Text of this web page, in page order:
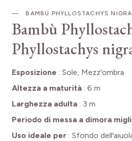
BAMBÙ PHYLLOSTACHYS NIGRA
Bambù
Phyllostachys
Esposizione : Sole, Mezz'ombra
Altezza a maturità : 6 m
Larghezza adulta : 3 m
Periodo di messa a dimora
Uso ideale per : Sfondo